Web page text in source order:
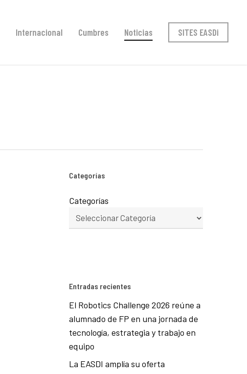
Internacional Cumbres Noticias SITES EASDi
Categorías
Categorías
Entradas recientes
El Robotics Challenge 2026 reúne a
alumnado de FP en una jornada de
tecnología, estrategia y trabajo en
equipo
La EASDI amplía su oferta